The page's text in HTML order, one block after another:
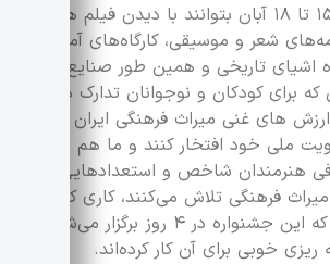
برگزاری جشنواره از ۱۵ تا ۱۸ آبان بتوانند با دیدن فیلم های
شعر و موسیقی، کارگاه‌های آموزشی
اشیای تاریخی و همین طور صنایع دستی
برای کودکان و نوجوانان تدارک دیده
های غنی میراث فرهنگی ایران زمین
ملی خود افتخار کنند و ما هم به سهم
هنرمندان شاخص و استعدادهایی که
فرهنگی تلاش می‌کنند، کاری کرده
باشیم. درست است که این جشنواره در ۴ روز برگزار می‌شود اما
ریزی خوبی برای آن کار کرده‌اند.